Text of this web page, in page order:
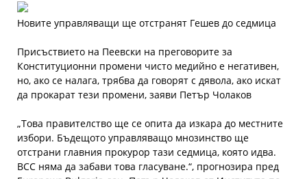
Новите управляващи ще отстранят Гешев до седмица
Присъствието на Пеевски на преговорите за
Конституционни промени чисто медийно е негативен,
но, ако се налага, трябва да говорят с дявола, ако искат
да прокарат тези промени, заяви Петър Чолаков
„Toва правителство ще се опита да изкара до местните
избори. Бъдещото управляващо мнозинство ще
отстрани главния прокурор тази седмица, която идва.
ВСС няма да забави това гласуване.“, прогнозира пред